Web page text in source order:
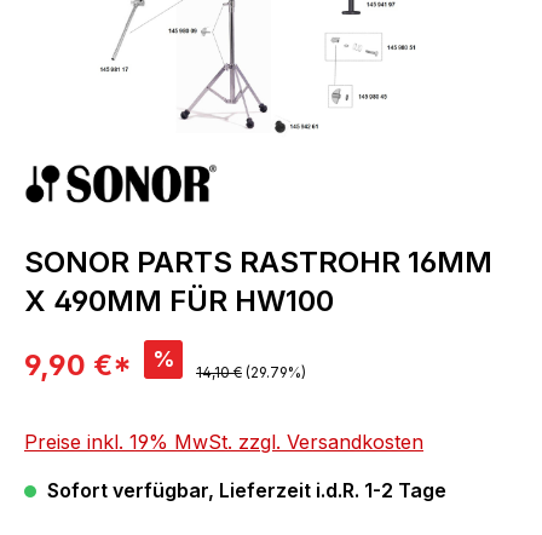
SONOR PARTS RASTROHR 16MM
X 490MM FÜR HW100
Verkaufspreis:
9,90 €* % Regulärer Preis:
14,10 € (29.79%)
Preise inkl. 19% MwSt. zzgl. Versandkosten
Sofort verfügbar, Lieferzeit i.d.R. 1-2 Tage